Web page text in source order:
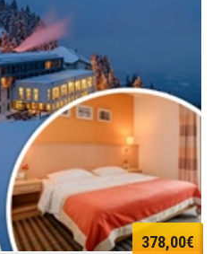
378,00€